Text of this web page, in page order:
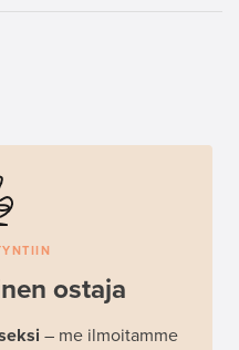
ostaja
– me ilmoitamme